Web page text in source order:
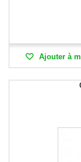
Ajouter à